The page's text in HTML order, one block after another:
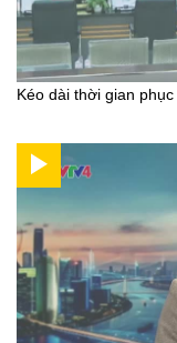
Kéo dài thời gian